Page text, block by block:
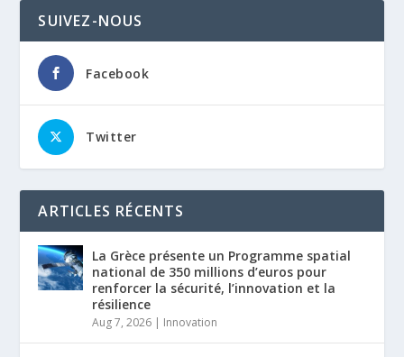
SUIVEZ-NOUS
Facebook
Twitter
ARTICLES RÉCENTS
La Grèce présente un Programme spatial
national de 350 millions d’euros pour
renforcer la sécurité, l’innovation et la
résilience
Aug 7, 2026 | Innovation